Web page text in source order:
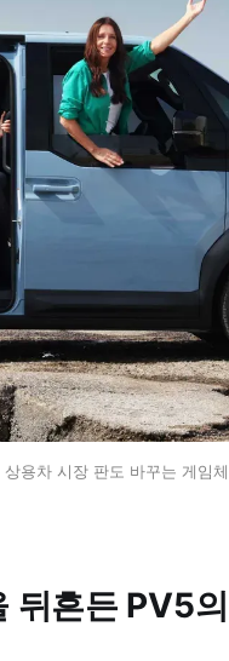
용차 시장 판도 바꾸는 게임
뒤흔든 PV5